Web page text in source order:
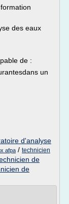
des eaux
de :
un
d'analyse
afpa / technicien
de
de